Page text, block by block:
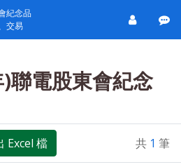
紀念品
交易
聯電股東會紀念
Excel 檔 共 1 筆